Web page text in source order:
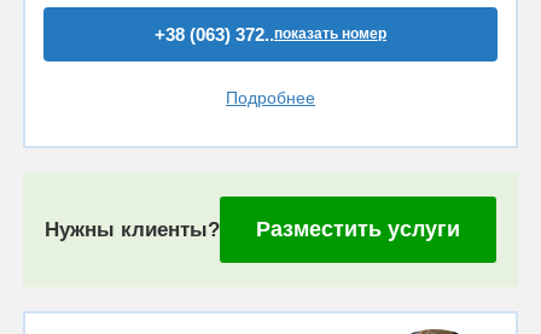
+38 (063) 372..показать номер
Подробнее
Нужны клиенты? Разместить услуги